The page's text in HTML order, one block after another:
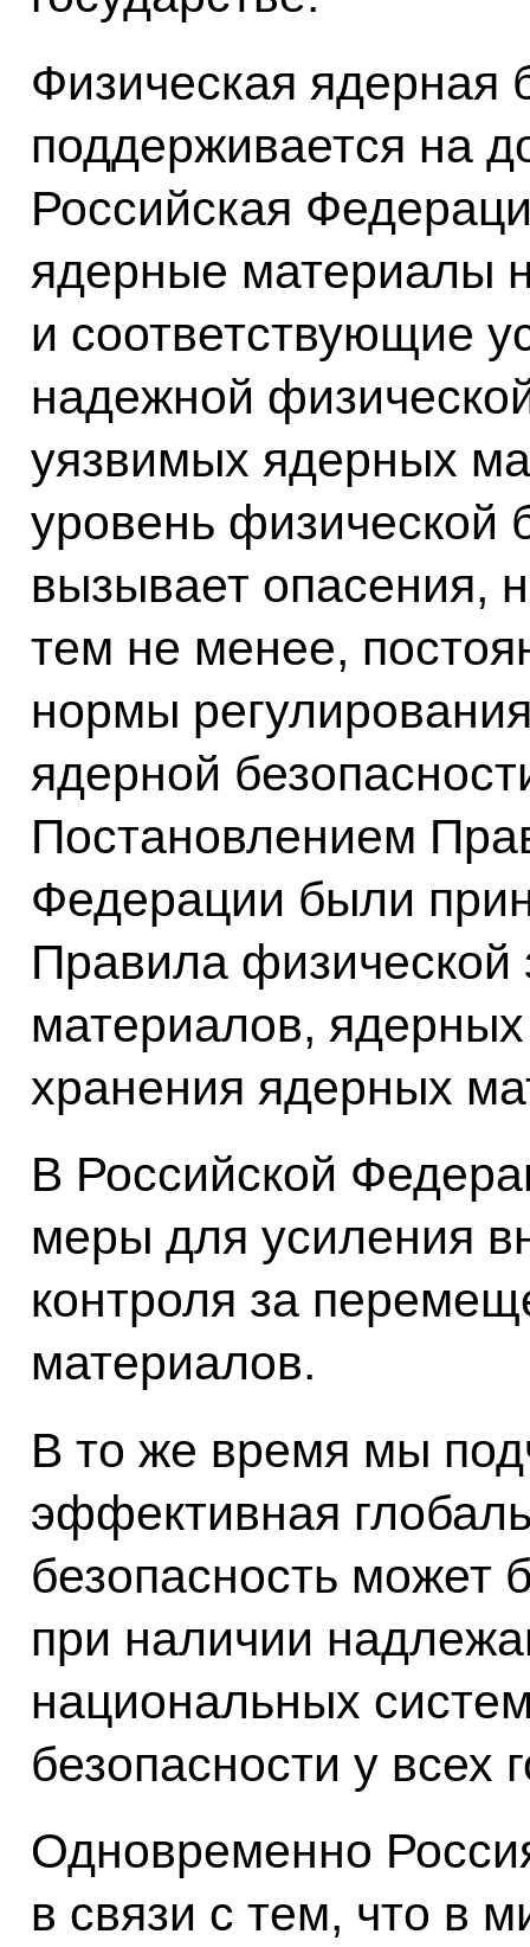
Физическая ядерная
поддерживается на
Российская
ядерные материалы
и соответствующие
надежной
уязвимых ядерных
уровень физической
вызывает опасения,
тем не менее,
нормы
ядерной
Постановлением
Федерации были
Правила
материалов, ядерных
хранения ядерных
В Российской
меры для усиления
контроля за
материалов.
В то же время мы
эффективная
безопасность может
при наличии
национальных
безопасности у всех
Одновременно
в связи с тем, что в